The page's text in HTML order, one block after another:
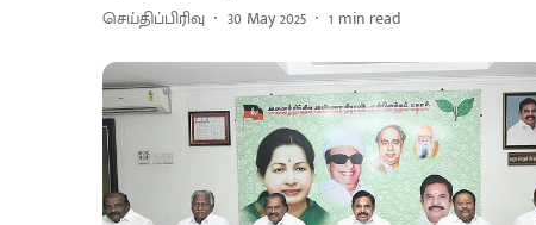
செய்திப்பிரிவு 30 May 2025 1 min read